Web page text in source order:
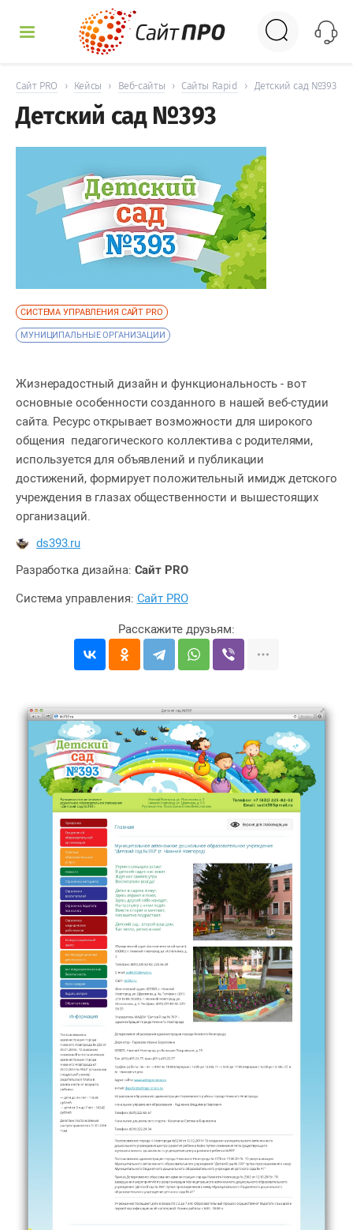
Сайт PRO › Кейсы › Веб-сайты › Сайты Rapid › Детский сад №393
Детский сад №393
СИСТЕМА УПРАВЛЕНИЯ САЙТ PRO
МУНИЦИПАЛЬНЫЕ ОРГАНИЗАЦИИ
Жизнерадостный дизайн и функциональность - вот
основные особенности созданного в нашей веб-студии
сайта. Ресурс открывает возможности для широкого
общения педагогического коллектива с родителями,
используется для объявлений и публикации
достижений, формирует положительный имидж детского
учреждения в глазах общественности и вышестоящих
организаций.
ds393.ru
Разработка дизайна: Сайт PRO
Система управления: Сайт PRO
УСЛУГИ
КЕЙСЫ
ДОСКА
НОВОСТИ
ОТЗЫВЫ